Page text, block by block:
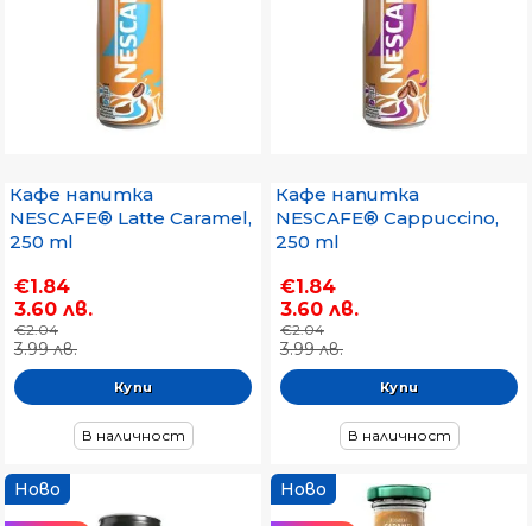
Кафе напитка
NESCAFE® Latte Caramel,
250 ml
€1.84
3.60 лв.
€2.04
3.99 лв.
В наличност
Кафе напитка
NESCAFE® Cappuccino,
250 ml
€1.84
3.60 лв.
€2.04
3.99 лв.
В наличност
Ново Ново